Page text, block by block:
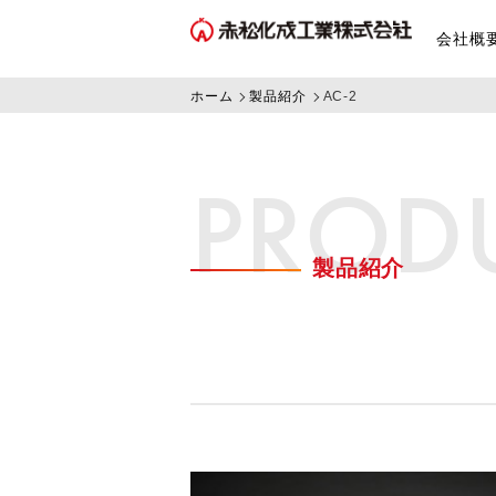
会社概
ホーム 製品紹介 AC-2
製品紹介